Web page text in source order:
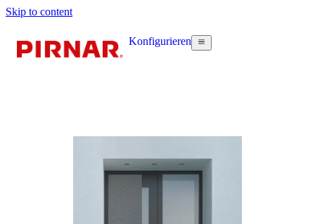
Skip to content
Konfigurieren